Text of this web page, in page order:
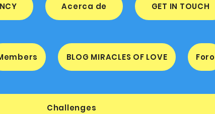
Acerca de GET IN TOUCH
BLOG MIRACLES OF LOVE Foro
Challenges